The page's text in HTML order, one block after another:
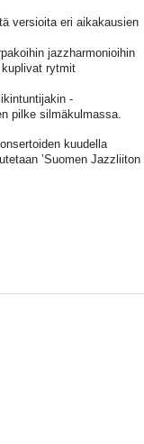
versioita eri aikakausien
jazzharmonioihin
rytmit
-
pilke silmäkulmassa.
kuudella
’Suomen Jazzliiton